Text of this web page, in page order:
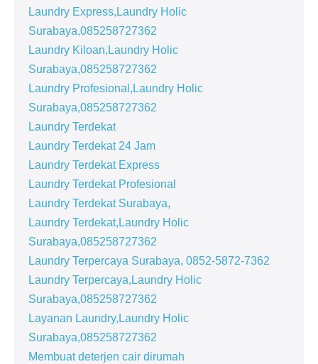
Laundry Express,Laundry Holic
Surabaya,085258727362
Laundry Kiloan,Laundry Holic
Surabaya,085258727362
Laundry Profesional,Laundry Holic
Surabaya,085258727362
Laundry Terdekat
Laundry Terdekat 24 Jam
Laundry Terdekat Express
Laundry Terdekat Profesional
Laundry Terdekat Surabaya,
Laundry Terdekat,Laundry Holic
Surabaya,085258727362
Laundry Terpercaya Surabaya, 0852-5872-7362
Laundry Terpercaya,Laundry Holic
Surabaya,085258727362
Layanan Laundry,Laundry Holic
Surabaya,085258727362
Membuat deterjen cair dirumah